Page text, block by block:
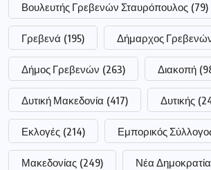
Βουλευτής Γρεβενών Σταυρόπουλος (79)
Γρεβενά (195) Δήμαρχος
Δήμος Γρεβενών (263) Διακοπή
Δυτική Μακεδονία (417) Δυτικής
Εκλογές (214) Εμπορικός
Μακεδονίας (249) Νέα Δημοκρατία